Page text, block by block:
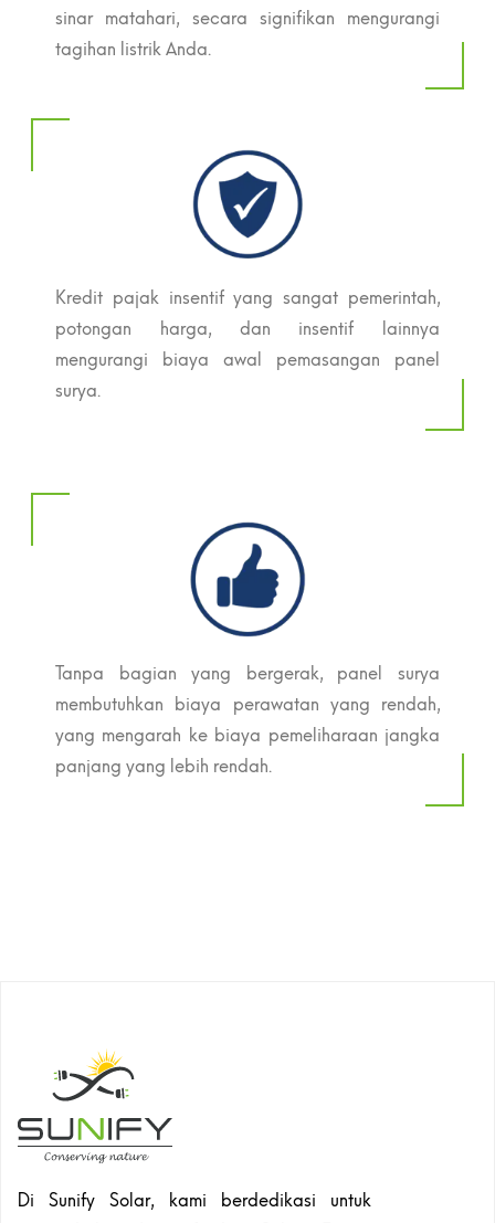
sinar matahari, secara signifikan mengurangi
tagihan listrik Anda.
Kredit pajak insentif yang sangat pemerintah,
potongan harga, dan insentif lainnya
mengurangi biaya awal pemasangan panel
surya.
Tanpa bagian yang bergerak, panel surya
membutuhkan biaya perawatan yang rendah,
yang mengarah ke biaya pemeliharaan jangka
panjang yang lebih rendah.
Di Sunify Solar, kami berdedikasi untuk